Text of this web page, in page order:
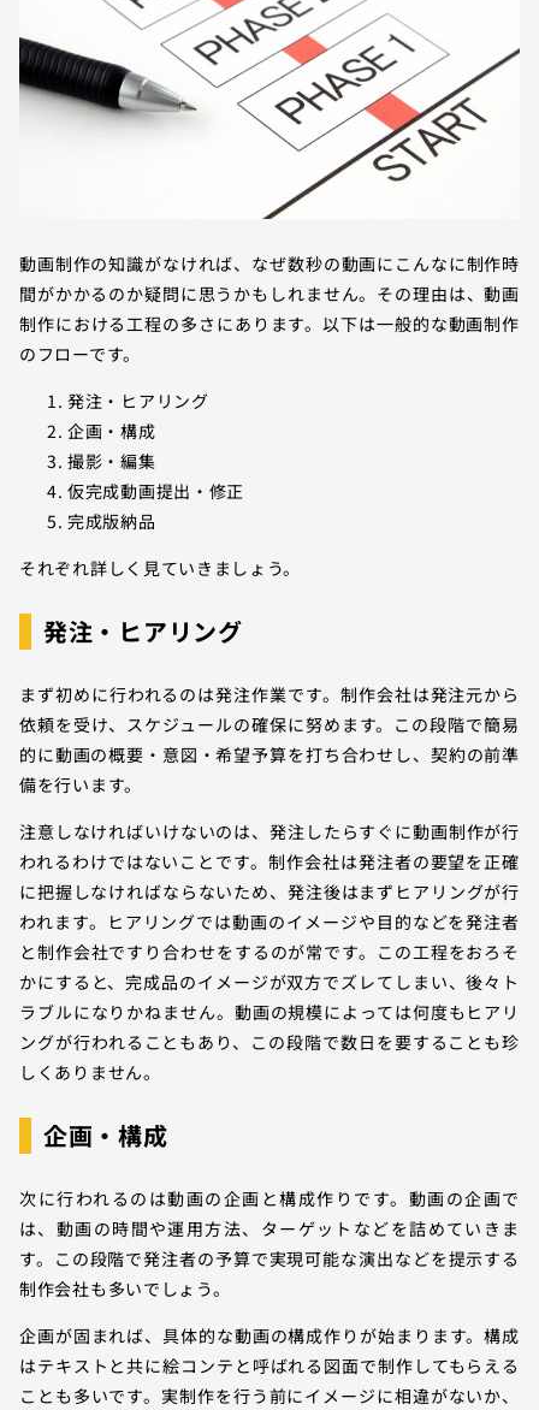
動画制作の知識がなければ、なぜ数秒の動画にこんなに制作時
間がかかるのか疑問に思うかもしれません。その理由は、動画
制作における工程の多さにあります。以下は一般的な動画制作
のフローです。
発注・ヒアリング
企画・構成
撮影・編集
仮完成動画提出・修正
完成版納品
それぞれ詳しく見ていきましょう。
発注・ヒアリング
まず初めに行われるのは発注作業です。制作会社は発注元から
依頼を受け、スケジュールの確保に努めます。この段階で簡易
的に動画の概要・意図・希望予算を打ち合わせし、契約の前準
備を行います。
注意しなければいけないのは、発注したらすぐに動画制作が行
われるわけではないことです。制作会社は発注者の要望を正確
に把握しなければならないため、発注後はまずヒアリングが行
われます。ヒアリングでは動画のイメージや目的などを発注者
と制作会社ですり合わせをするのが常です。この工程をおろそ
かにすると、完成品のイメージが双方でズレてしまい、後々ト
ラブルになりかねません。動画の規模によっては何度もヒアリ
ングが行われることもあり、この段階で数日を要することも珍
しくありません。
企画・構成
次に行われるのは動画の企画と構成作りです。動画の企画で
は、動画の時間や運用方法、ターゲットなどを詰めていきま
す。この段階で発注者の予算で実現可能な演出などを提示する
制作会社も多いでしょう。
企画が固まれば、具体的な動画の構成作りが始まります。構成
はテキストと共に絵コンテと呼ばれる図面で制作してもらえる
ことも多いです。実制作を行う前にイメージに相違がないか、